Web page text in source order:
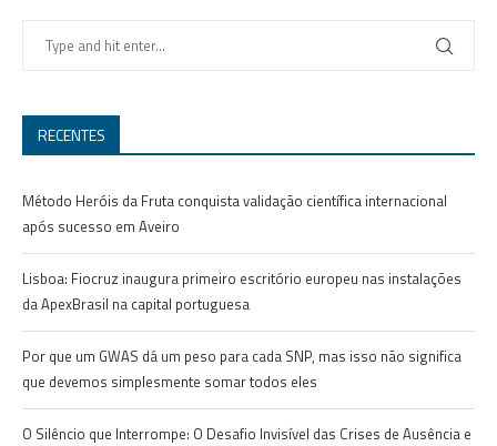
RECENTES
Método Heróis da Fruta conquista validação científica internacional
após sucesso em Aveiro
Lisboa: Fiocruz inaugura primeiro escritório europeu nas instalações
da ApexBrasil na capital portuguesa
Por que um GWAS dá um peso para cada SNP, mas isso não significa
que devemos simplesmente somar todos eles
O Silêncio que Interrompe: O Desafio Invisível das Crises de Ausência e